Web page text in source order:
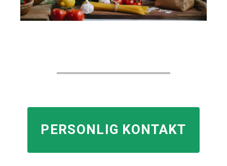
PERSONLIG KONTAKT